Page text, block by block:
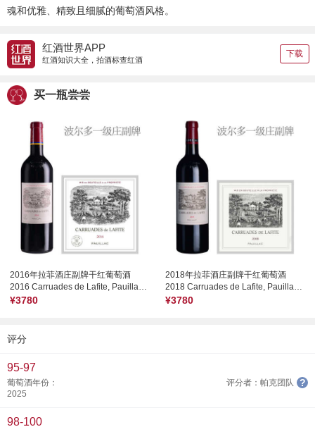
魂和优雅、精致且细腻的葡萄酒风格。
红酒世界APP
红酒知识大全，拍酒标查红酒
下载
买一瓶尝尝
2016年拉菲酒庄副牌干红葡萄酒
2016 Carruades de Lafite, Pauillac, France
¥3780
2018年拉菲酒庄副牌干红葡萄酒
2018 Carruades de Lafite, Pauillac, France
¥3780
评分
95-97
葡萄酒年份：
2025
评分者：帕克团队 ?
98-100